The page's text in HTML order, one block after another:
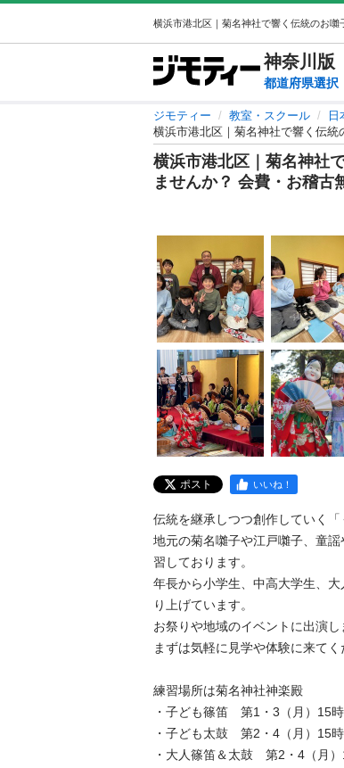
神奈川 版
都道府県選択
ジモティー 教室・スクール 日
横浜市港北区｜菊名神社で響く伝統
横浜市港北区｜菊名神社
ませんか？ 会費・お稽古
ポスト いいね！
伝統を継承しつつ創作していく
地元の菊名囃子や江戸囃子、童
習しております。
年長から小学生、中高大学生、
り上げています。
お祭りや地域のイベントに出演し
まずは気軽に見学や体験に来てく
練習場所は菊名神社神楽殿
・子ども篠笛　第1・3（月）15
・子ども太鼓　第2・4（月）15
・大人篠笛＆太鼓　第2・4（月